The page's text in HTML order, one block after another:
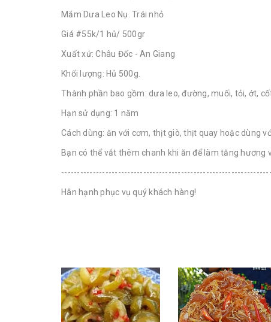
Mắm Dưa Leo Nụ. Trái nhỏ
Giá #55k/1 hủ/ 500gr
Xuất xứ: Châu Đốc - An Giang
Khối lượng: Hủ 500g.
Thành phần bao gồm: dưa leo, đường, muối, tỏi, ớt,
Hạn sử dụng: 1 năm
Cách dùng: ăn với cơm, thịt giò, thịt quay hoặc dùng
Bạn có thể vắt thêm chanh khi ăn để làm tăng hương
Hân hạnh phục vụ quý khách hàng!